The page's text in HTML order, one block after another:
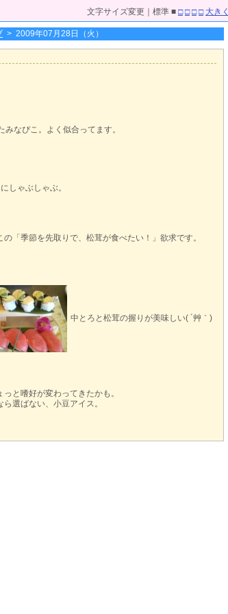
文字サイズ変更｜標準 ■ □ □ □ □ 大きく
> 2009年07月28日（火）
みなぴこ。よく似合ってます。
しゃぶしゃぶ。
の「季節を先取りで、松茸が食べたい！」欲求です。
中とろと松茸の握りが美味しい( ´艸｀)
っと嗜好が変わってきたかも。
ら選ばない、小豆アイス。